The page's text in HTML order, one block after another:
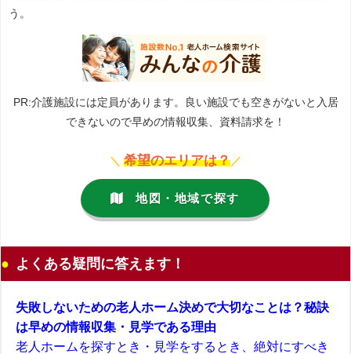
う。
PR:介護施設には定員があります。良い施設でも空きがないと入居
できないので早めの情報収集、資料請求を！
＼ 希望のエリアは？ ／
地図・地域で探す
よくある疑問に答えます！
失敗しないための老人ホーム決めで大切なことは？秘訣
は早めの情報収集・見学である理由
老人ホームを探すとき・見学をするとき、絶対にすべき